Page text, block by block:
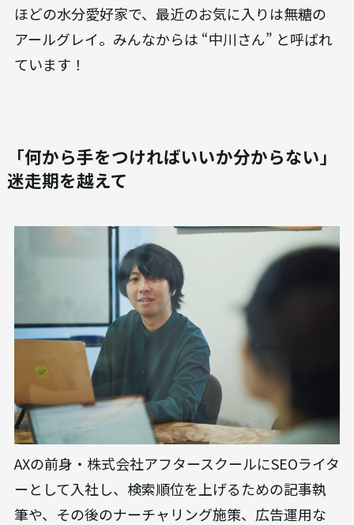
ほどの水分愛好家で、最近のお気に入りは無糖の
アールグレイ。みんなからは “中川さん” と呼ばれ
ています！
「何から手をつければいいか分からない」
迷走期を越えて
AXの前身・株式会社アフタースクールにSEOライタ
ーとして入社し、検索順位を上げるための記事執
筆や、その後のナーチャリング施策、広告運用な